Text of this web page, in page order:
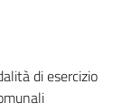
degli entidi esercizio